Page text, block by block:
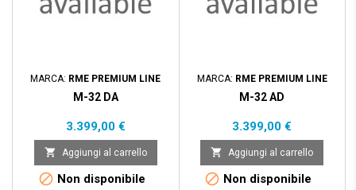
MARCA: RME PREMIUM LINE
M-32 DA
Prezzo
3.399,00 €
 Aggiungi al carrello
 Non disponibile
MARCA: RME PREMIUM LINE
M-32 AD
Prezzo
3.399,00 €
 Aggiungi al carrello
 Non disponibile